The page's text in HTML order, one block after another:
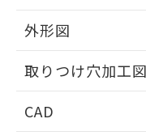
外形図
取りつけ穴加工図
CAD
欄に対応日を
既に当社にて
り、2022年1
す。